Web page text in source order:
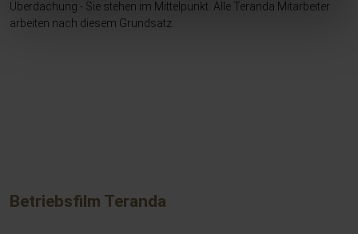
Überdachung - Sie stehen im Mittelpunkt. Alle Teranda Mitarbeiter
arbeiten nach diesem Grundsatz.
Betriebsfilm Teranda